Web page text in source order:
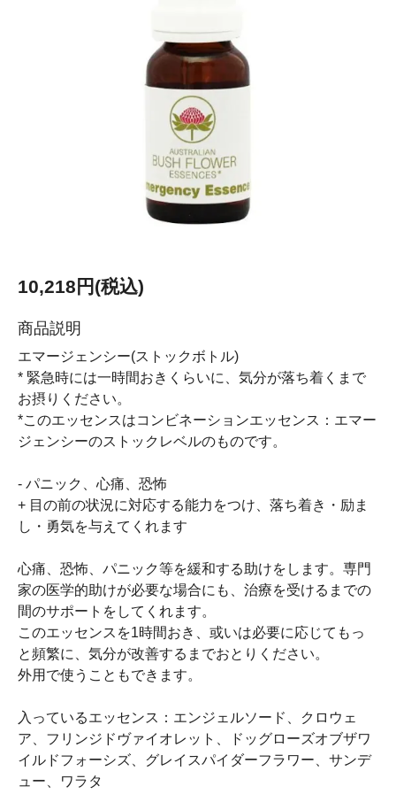
10,218円(税込)
商品説明
エマージェンシー(ストックボトル)
* 緊急時には一時間おきくらいに、気分が落ち着くまで
お摂りください。
*このエッセンスはコンビネーションエッセンス：エマー
ジェンシーのストックレベルのものです。
- パニック、心痛、恐怖
+ 目の前の状況に対応する能力をつけ、落ち着き・励ま
し・勇気を与えてくれます
心痛、恐怖、パニック等を緩和する助けをします。専門
家の医学的助けが必要な場合にも、治療を受けるまでの
間のサポートをしてくれます。
このエッセンスを1時間おき、或いは必要に応じてもっ
と頻繁に、気分が改善するまでおとりください。
外用で使うこともできます。
入っているエッセンス：エンジェルソード、クロウェ
ア、フリンジドヴァイオレット、ドッグローズオブザワ
イルドフォーシズ、グレイスパイダーフラワー、サンデ
ュー、ワラタ